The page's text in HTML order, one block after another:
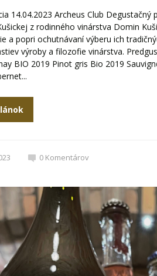
14.04.2023 Archeus Club
z rodinného vinárstva Domin
a popri ochutnávaní výberu ich
výroby a filozofie vinárstva.
BIO 2019 Pinot gris Bio 2019
0 Komentárov